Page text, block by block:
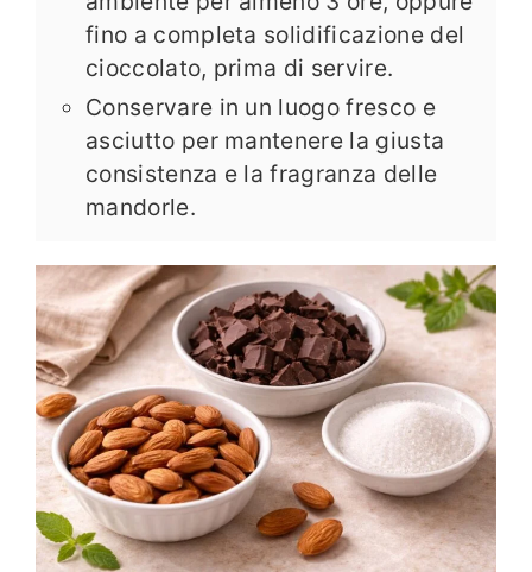
fino a completa solidificazione del
cioccolato, prima di servire.
Conservare in un luogo fresco e
asciutto per mantenere la giusta
consistenza e la fragranza delle
mandorle.